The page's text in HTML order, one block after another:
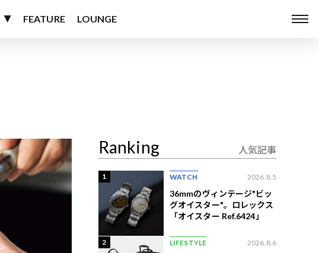
FEATURE LOUNGE
Ranking 人気記事
1 WATCH 2026.8.5
36mmのヴィンテージ"ビッ
グオイスター"。ロレックス
「オイスター Ref.6424」
2 LIFESTYLE 2026.8.6